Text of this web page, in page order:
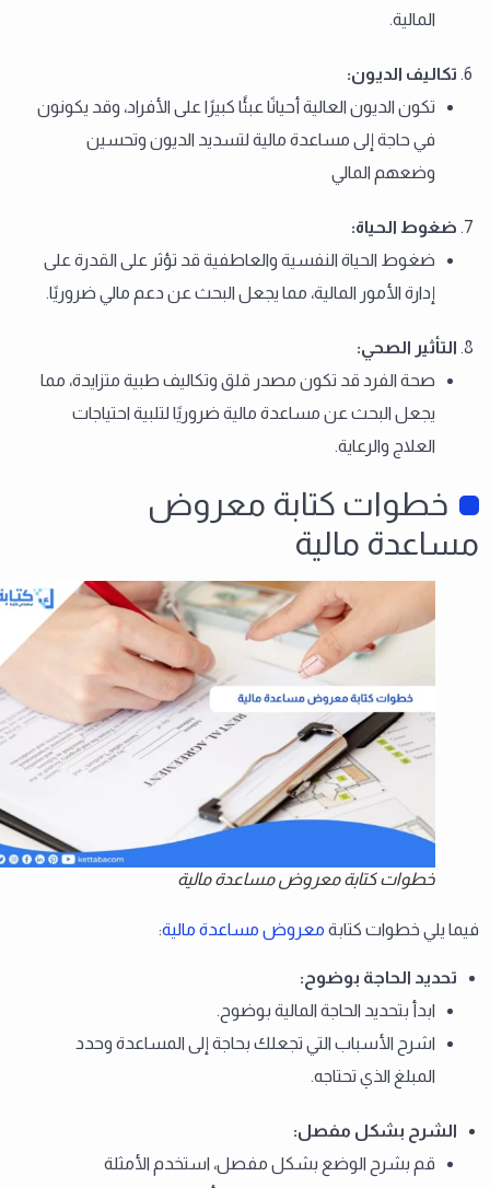
المالية.
تكاليف الديون:
تكون الديون العالية أحيانًا عبئًا كبيرًا على الأفراد، وقد يكونون
في حاجة إلى مساعدة مالية لتسديد الديون وتحسين
وضعهم المالي
ضغوط الحياة:
ضغوط الحياة النفسية والعاطفية قد تؤثر على القدرة على
إدارة الأمور المالية، مما يجعل البحث عن دعم مالي ضروريًا.
التأثير الصحي:
صحة الفرد قد تكون مصدر قلق وتكاليف طبية متزايدة، مما
يجعل البحث عن مساعدة مالية ضروريًا لتلبية احتياجات
العلاج والرعاية.
خطوات كتابة معروض
مساعدة مالية
خطوات كتابة معروض مساعدة مالية
فيما يلي خطوات كتابة معروض مساعدة مالية:
تحديد الحاجة بوضوح :
ابدأ بتحديد الحاجة المالية بوضوح.
اشرح الأسباب التي تجعلك بحاجة إلى المساعدة وحدد
المبلغ الذي تحتاجه.
الشرح بشكل مفصل:
قم بشرح الوضع بشكل مفصل، استخدم الأمثلة